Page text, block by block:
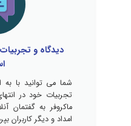
دیدگاه و
شما می توانید با
تجربیات خود در
ماکروفر به گفتمان
امداد و دیگر کاربران